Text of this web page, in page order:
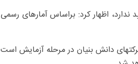
ندارد، اظهار کرد: براساس آمارهای رسمی
دانش بنیان در مرحله آزمایش است